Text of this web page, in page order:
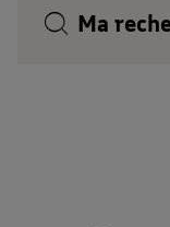
Ma